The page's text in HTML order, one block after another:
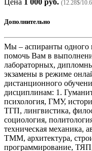
Цена 1 000 руб. (12.28$/
Дополнительно
Мы – аспиранты одного
помочь Вам в
лабораторных,
экзамены в режиме
дистанционного
дисциплинам: 1.
психология, ГМУ,
ТГП, лингвистика,
социология,
техническая механика,
ТММ, архитектура,
программирование,